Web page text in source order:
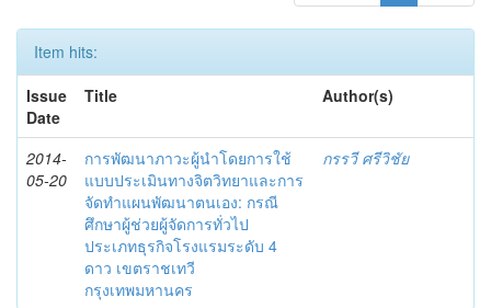
Item hits:
Issue
Date
Title Author(s)
2014-
05-20
การพัฒนาภาวะผู้นำโดยการใช้
แบบประเมินทางจิตวิทยาและการ
จัดทำแผนพัฒนาตนเอง: กรณี
ศึกษาผู้ช่วยผู้จัดการทั่วไป
ประเภทธุรกิจโรงแรมระดับ 4
ดาว เขตราชเทวี
กรุงเทพมหานคร
กรรวี ศรีวิชัย